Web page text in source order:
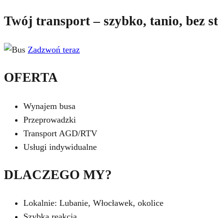
Twój transport – szybko, tanio, bez
Zadzwoń teraz
OFERTA
Wynajem busa
Przeprowadzki
Transport AGD/RTV
Usługi indywidualne
DLACZEGO MY?
Lokalnie: Lubanie, Włocławek, okolice